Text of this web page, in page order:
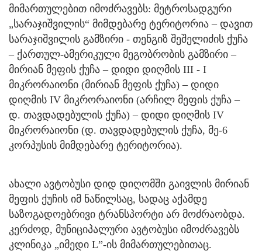
მიმართულებით იმოძრავებს: მეტროსადგური
„სარაჯიშვილის“ მიმდებარე ტერიტორია – დავით
სარაჯიშვილის გამზირი - თენგიზ შეშელიძის ქუჩა
– ქართულ-ამერიკული მეგობრობის გამზირი –
მირიან მეფის ქუჩა – დიდი დიღმის III - I
მიკრორაიონი (მირიან მეფის ქუჩა) – დიდი
დიღმის IV მიკრორაიონი (არჩილ მეფის ქუჩა –
დ. თავდადებულის ქუჩა) – დიდი დიღმის IV
მიკრორაიონი (დ. თავდადებულის ქუჩა, მე-6
კორპუსის მიმდებარე ტერიტორია).
ახალი ავტობუსი დიდ დიღომში გაივლის მირიან
მეფის ქუჩის იმ ნაწილსაც, სადაც აქამდე
საზოგადოებრივი ტრანსპორტი არ მოძრაობდა.
კერძოდ, მუნიციპალური ავტობუსი იმოძრავებს
კლინიკა „იმედი L”-ის მიმართულებითაც.